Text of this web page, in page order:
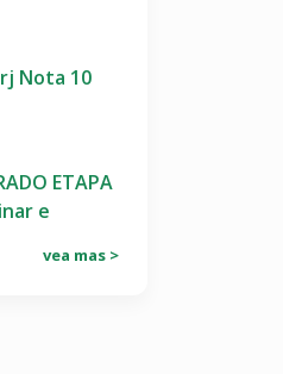
Nota 10
ETAPA
e
vea mas >